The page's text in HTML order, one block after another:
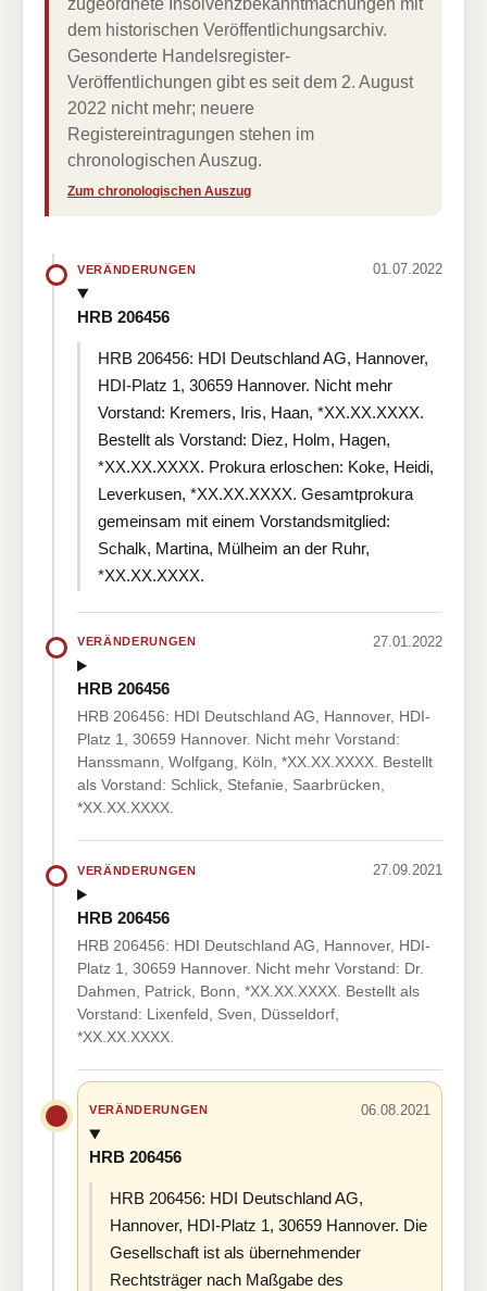
zugeordnete Insolvenzbekanntmachungen mit
dem historischen Veröffentlichungsarchiv.
Gesonderte Handelsregister-
Veröffentlichungen gibt es seit dem 2. August
2022 nicht mehr; neuere
Registereintragungen stehen im
chronologischen Auszug.
Zum chronologischen Auszug
VERÄNDERUNGEN 01.07.2022
HRB 206456
HRB 206456: HDI Deutschland AG, Hannover,
HDI-Platz 1, 30659 Hannover. Nicht mehr
Vorstand: Kremers, Iris, Haan, *XX.XX.XXXX.
Bestellt als Vorstand: Diez, Holm, Hagen,
*XX.XX.XXXX. Prokura erloschen: Koke, Heidi,
Leverkusen, *XX.XX.XXXX. Gesamtprokura
gemeinsam mit einem Vorstandsmitglied:
Schalk, Martina, Mülheim an der Ruhr,
*XX.XX.XXXX.
VERÄNDERUNGEN 27.01.2022
HRB 206456
HRB 206456: HDI Deutschland AG, Hannover, HDI-
Platz 1, 30659 Hannover. Nicht mehr Vorstand:
Hanssmann, Wolfgang, Köln, *XX.XX.XXXX. Bestellt
als Vorstand: Schlick, Stefanie, Saarbrücken,
*XX.XX.XXXX.
VERÄNDERUNGEN 27.09.2021
HRB 206456
HRB 206456: HDI Deutschland AG, Hannover, HDI-
Platz 1, 30659 Hannover. Nicht mehr Vorstand: Dr.
Dahmen, Patrick, Bonn, *XX.XX.XXXX. Bestellt als
Vorstand: Lixenfeld, Sven, Düsseldorf,
*XX.XX.XXXX.
VERÄNDERUNGEN 06.08.2021
HRB 206456
HRB 206456: HDI Deutschland AG,
Hannover, HDI-Platz 1, 30659 Hannover. Die
Gesellschaft ist als übernehmender
Rechtsträger nach Maßgabe des